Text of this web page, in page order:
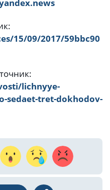
15/09/2017/59bbc90
lichnyye-
sedaet-tret-dokhodov-